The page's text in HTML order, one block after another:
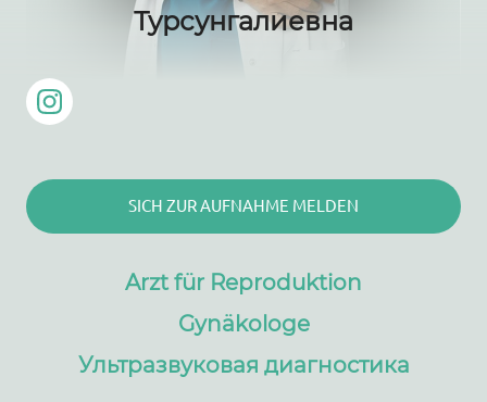
Турсунгалиевна
SICH ZUR AUFNAHME MELDEN
Arzt für Reproduktion
Gynäkologe
Ультразвуковая диагностика